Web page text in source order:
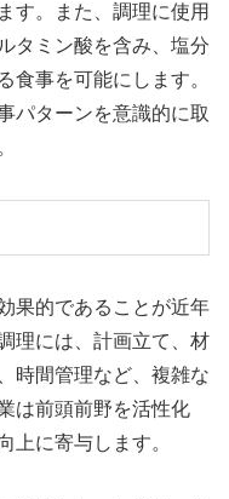
す。また、調理に使用
タミン酸を含み、塩分
食事を可能にします。
パターンを意識的に取
果的であることが近年
理には、計画立て、材
時間管理など、複雑な
は前頭前野を活性化
上に寄与します。